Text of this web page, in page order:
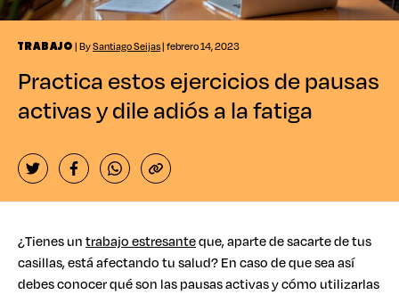
TRABAJO | BySantiago Seijas| febrero 14, 2023
Practica estos ejercicios de pausas
activas y dile adiós a la fatiga
¿Tienes untrabajo estresanteque, aparte de sacarte de tus
casillas, está afectando tu salud? En caso de que sea así
debes conocer qué son las pausas activas y cómo utilizarlas